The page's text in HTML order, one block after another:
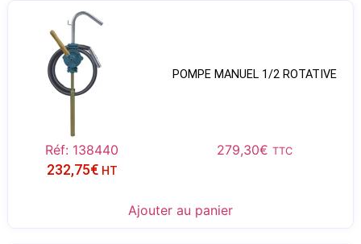
POMPE MANUEL 1/2 ROTATIVE
Réf: 138440 279,30€ TTC
232,75€ HT
Ajouter au panier